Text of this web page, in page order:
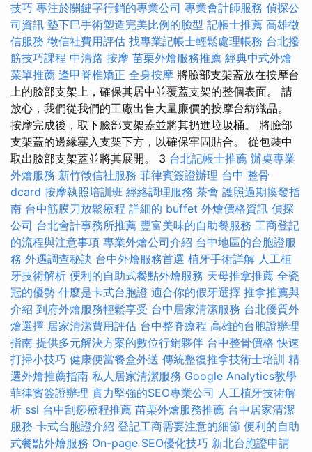
技巧 專注於關鍵字行銷的專業公司 專業會計師服務 偵探公
司資訊 墊下巴手術塑造完美比例的臉型 記帳士推薦 高雄徵
信服務 徵信社費用評估 找專業記帳士輕鬆處理帳務 台北撥
筋技巧課程 中清路 按摩 苗栗外燴服務推薦 經典中式外燴
菜單推薦 逢甲脊椎矯正 全身按摩 將臉部支架蓋放在按摩台
上的臉部支架上，確保其居中並覆蓋支架的整個表面。 請
放心，我們從我們的工廠出售大量廉價的按摩台紡織品。
按摩完成後，取下臉部支架蓋並將其扔進垃圾桶。 將臉部
支架蓋的邊緣塞入支架下方，以確保牢固貼合。 從包裝中
取出臉部支架蓋並將其展開。 3 台北記帳士推薦 辦桌專業
外燴服務 新竹徵信社服務 菲律賓簽證辦理 台中 整骨
dcard 按摩執照培訓班 經絡調理服務 茶會 護照過期換發指
南 台中筋膜刀放鬆療程 詳細的 buffet 外燴價格資訊 偵探
公司 台北會計事務所推薦 豐富美味的自助餐服務 工商登記
的流程與注意事項 專業外燴公司介紹 台中地區的台胞證服
務 外遇調查秘訣 台中外燴服務首選 植牙手術詳解 人工植
牙技術解析 便利的自助式餐點外燴服務 天母推拿推薦 全瓷
冠的優勢 什麼是卡式台胞證 適合你的假牙選擇 推拿推薦與
介紹 到府外燴服務輕鬆享受 台中居家清潔服務 台北優質外
燴選擇 居家清潔費用評估 台中整脊療程 高雄的台胞證辦理
指南 提供多元解決方案的數位行銷夥伴 台中整骨價格快速
打掃小技巧 健康便當餐盒外送 傳統整復推拿技術士培訓 精
選外燴推薦指南 私人居家清潔服務 Google Analytics教學
菲律賓簽證辦理 實力堅強的SEO專業公司 人工植牙技術解
析 ssl 台中刮痧療程推薦 苗栗外燴服務推薦 台中居家清潔
服務 卡式台胞證介紹 登記工商需要注意的細節 便利的自助
式餐點外燴服務 On-page SEO優化技巧 新北台胞證申請